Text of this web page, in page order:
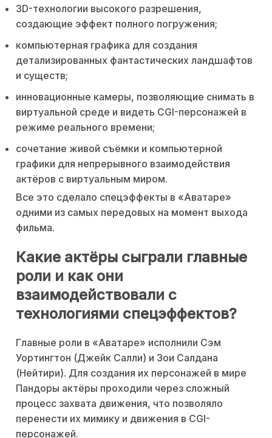
3D-технологии высокого разрешения,
создающие эффект полного погружения;
компьютерная графика для создания
детализированных фантастических ландшафтов
и существ;
инновационные камеры, позволяющие снимать в
виртуальной среде и видеть CGI-персонажей в
режиме реального времени;
сочетание живой съёмки и компьютерной
графики для непрерывного взаимодействия
актёров с виртуальным миром.
Все это сделало спецэффекты в «Аватаре»
одними из самых передовых на момент выхода
фильма.
Какие актёры сыграли главные
роли и как они
взаимодействовали с
технологиями спецэффектов?
Главные роли в «Аватаре» исполнили Сэм
Уортингтон (Джейк Салли) и Зои Салдана
(Нейтири). Для создания их персонажей в мире
Пандоры актёры проходили через сложный
процесс захвата движения, что позволяло
перенести их мимику и движения в CGI-
персонажей.